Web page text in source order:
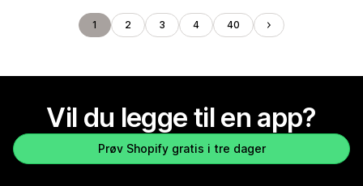
1 2 3 4 40
Vil du legge til en app?
Prøv Shopify gratis i tre dager